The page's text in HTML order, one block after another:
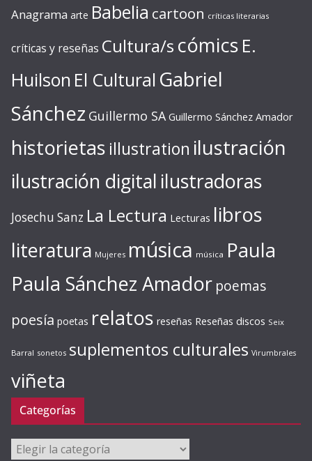
Anagrama arte Babelia cartoon críticas literarias
críticas y reseñas Cultura/s cómics E.
Huilson El Cultural Gabriel
Sánchez Guillermo SA Guillermo Sánchez Amador
historietas illustration ilustración
ilustración digital ilustradoras
Josechu Sanz La Lectura Lecturas libros
literatura Mujeres música música Paula
Paula Sánchez Amador poemas
poesía poetas relatos reseñas Reseñas discos Seix
Barral sonetos suplementos culturales Virumbrales
viñeta
Categorías
Categorías